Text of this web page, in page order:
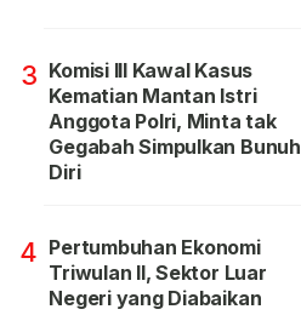
3 Komisi III Kawal Kasus
Kematian Mantan Istri
Anggota Polri, Minta tak
Gegabah Simpulkan Bunuh
Diri
4 Pertumbuhan Ekonomi
Triwulan II, Sektor Luar
Negeri yang Diabaikan